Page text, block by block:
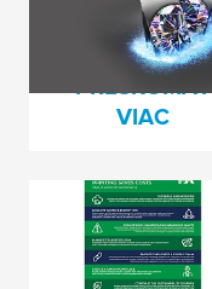
PRESKÚMAŤ
VIAC
Udržateľnejšia
flexotlač
PREČÍTAJTE SI